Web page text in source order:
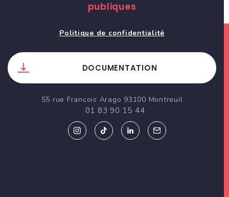
publiques
Politique de confidentialité
DOCUMENTATION
55 rue Francois Arago 93100 Montreuil
01 83 90 15 44